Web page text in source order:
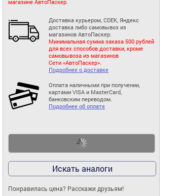
магазине АвтоПаскер.
Доставка курьером, CDEK, Яндекс
доставка либо самовывоз из
магазинов АвтоПаскер.
Минимальная сумма заказа 500 рублей
для всех способов доставки, кроме
самовывоза из магазинов
Сети «АвтоПаскер».
Подробнее о доставке
Оплата наличными при получении,
картами VISA и MasterCard,
банковским переводом.
Подробнее об оплате
Искать аналоги
Понравилась цена? Расскажи друзьям!